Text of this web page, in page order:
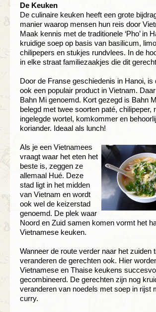
De Keuken
De culinaire keuken heeft een grote
manier waarop mensen hun reis door
Maak kennis met de traditionele ‘Pho’ in
kruidige soep op basis van basilicum,
chilipepers en stukjes rundvlees. In de
in elke straat familiezaakjes die dit
Door de Franse geschiedenis in Hanoi, is
ook een populair product in Vietnam.
Bahn Mi genoemd. Kort gezegd is Bahn
belegd met twee soorten paté, chilipeper,
ingelegde wortel, komkommer en
koriander. Ideaal als lunch!
Als je een Vietnamees
vraagt waar het eten het
beste is, zeggen ze
allemaal Hué. Deze
stad ligt in het midden
van Vietnam en wordt
ook wel de keizerstad
genoemd. De plek waar
Noord en Zuid samen komen vormt het
Vietnamese keuken.
Wanneer de route verder naar het zuiden
veranderen de gerechten ook. Hier
Vietnamese en Thaise keukens
gecombineerd. De gerechten zijn nog
veranderen van noedels met soep in rijst
curry.